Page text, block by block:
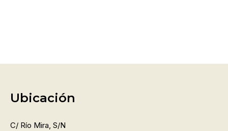
Ubicación
C/ Río Mira, S/n